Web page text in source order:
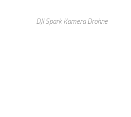
DJI Spark Kamera Drohne